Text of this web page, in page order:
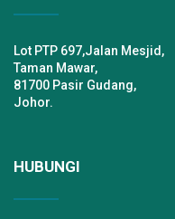
Lot PTP 697,Jalan Mesjid,
Taman Mawar,
81700 Pasir Gudang,
Johor.
HUBUNGI